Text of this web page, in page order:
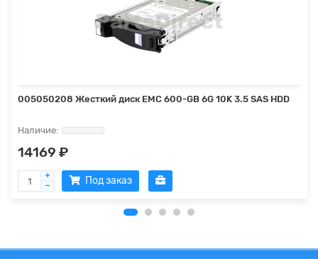
005050208 Жесткий диск EMC 600-GB 6G 10K 3.5 SAS HDD
14169 ₽
Под заказ